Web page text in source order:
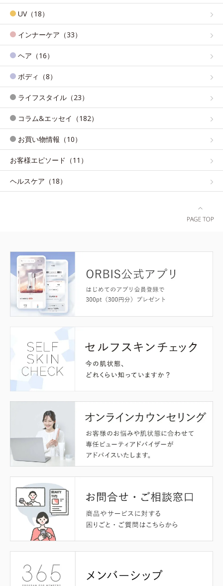
UV（18）
インナーケア（33）
ヘア（16）
ボディ（8）
ライフスタイル（23）
コラム&エッセイ（182）
お買い物情報（10）
お客様エピソード（11）
ヘルスケア（18）